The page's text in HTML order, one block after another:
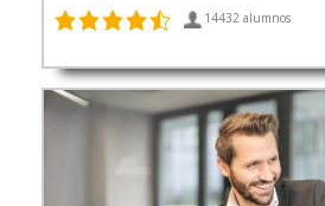
14432 alumnos